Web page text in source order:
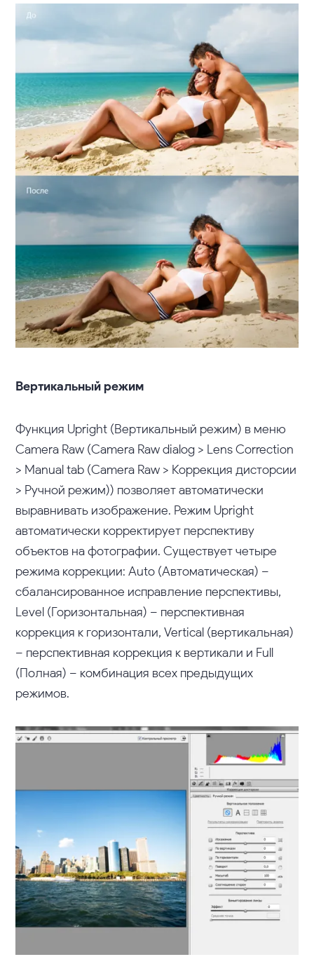
Вертикальный режим
Функция Upright (Вертикальный режим) в меню
Camera Raw (Camera Raw dialog > Lens Correction
> Manual tab (Camera Raw > Коррекция дисторсии
> Ручной режим)) позволяет автоматически
выравнивать изображение. Режим Upright
автоматически корректирует перспективу
объектов на фотографии. Существует четыре
режима коррекции: Auto (Автоматическая) –
сбалансированное исправление перспективы,
Level (Горизонтальная) – перспективная
коррекция к горизонтали, Vertical (вертикальная)
– перспективная коррекция к вертикали и Full
(Полная) – комбинация всех предыдущих
режимов.